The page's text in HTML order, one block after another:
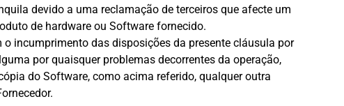
devido a uma reclamação de terceiros que afecte um
de hardware ou Software fornecido.
incumprimento das disposições da presente cláusula por
por quaisquer problemas decorrentes da operação,
do Software, como acima referido, qualquer outra